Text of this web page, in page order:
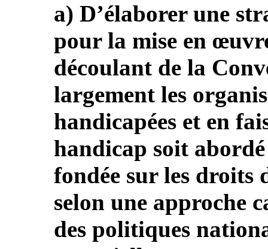
a) D’élaborer une
pour la mise en
découlant de la
largement les
handicapées et en
handicap soit
fondée sur les droits
selon une approche
des politiques